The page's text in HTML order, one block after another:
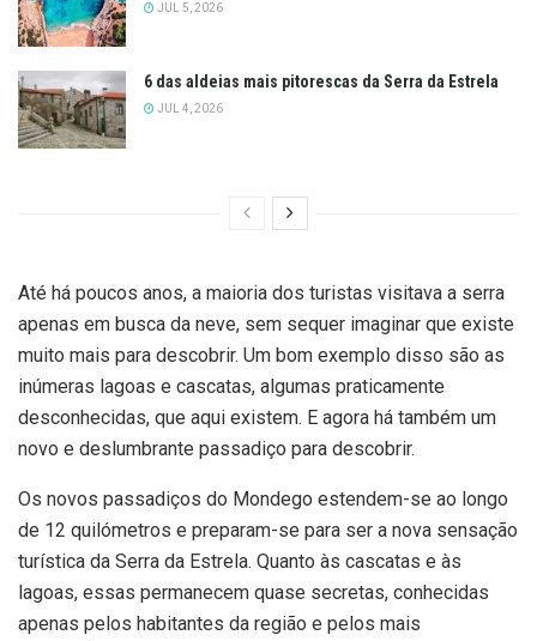
JUL 5, 2026
6 das aldeias mais pitorescas da Serra da Estrela
JUL 4, 2026
Até há poucos anos, a maioria dos turistas visitava a serra
apenas em busca da neve, sem sequer imaginar que existe
muito mais para descobrir. Um bom exemplo disso são as
inúmeras lagoas e cascatas, algumas praticamente
desconhecidas, que aqui existem. E agora há também um
novo e deslumbrante passadiço para descobrir.
Os novos passadiços do Mondego estendem-se ao longo
de 12 quilómetros e preparam-se para ser a nova sensação
turística da Serra da Estrela. Quanto às cascatas e às
lagoas, essas permanecem quase secretas, conhecidas
apenas pelos habitantes da região e pelos mais